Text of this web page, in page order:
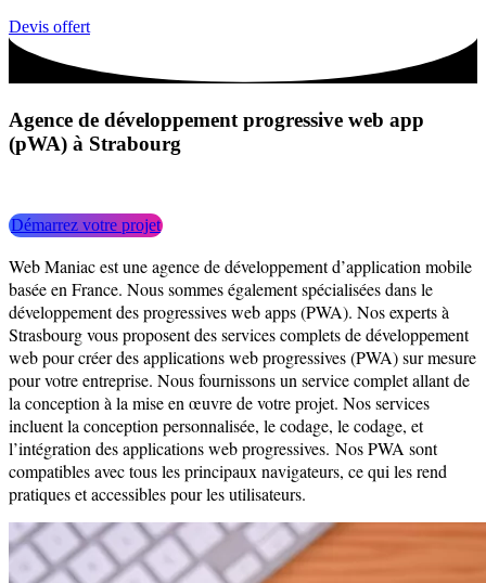
Devis offert
Agence de développement progressive web app
(pWA) à Strabourg
Démarrez votre projet
Web Maniac est une agence de développement d’application mobile
basée en France. Nous sommes également spécialisées dans le
développement des progressives web apps (PWA). Nos experts à
Strasbourg vous proposent des services complets de développement
web pour créer des applications web progressives (PWA) sur mesure
pour votre entreprise. Nous fournissons un service complet allant de
la conception à la mise en œuvre de votre projet. Nos services
incluent la conception personnalisée, le codage, le codage, et
l’intégration des applications web progressives. Nos PWA sont
compatibles avec tous les principaux navigateurs, ce qui les rend
pratiques et accessibles pour les utilisateurs.